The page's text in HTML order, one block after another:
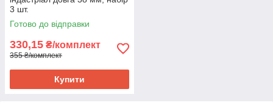
3 шт.
Готово до відправки
330,15 ₴/комплект
355 ₴/комплект
Купити